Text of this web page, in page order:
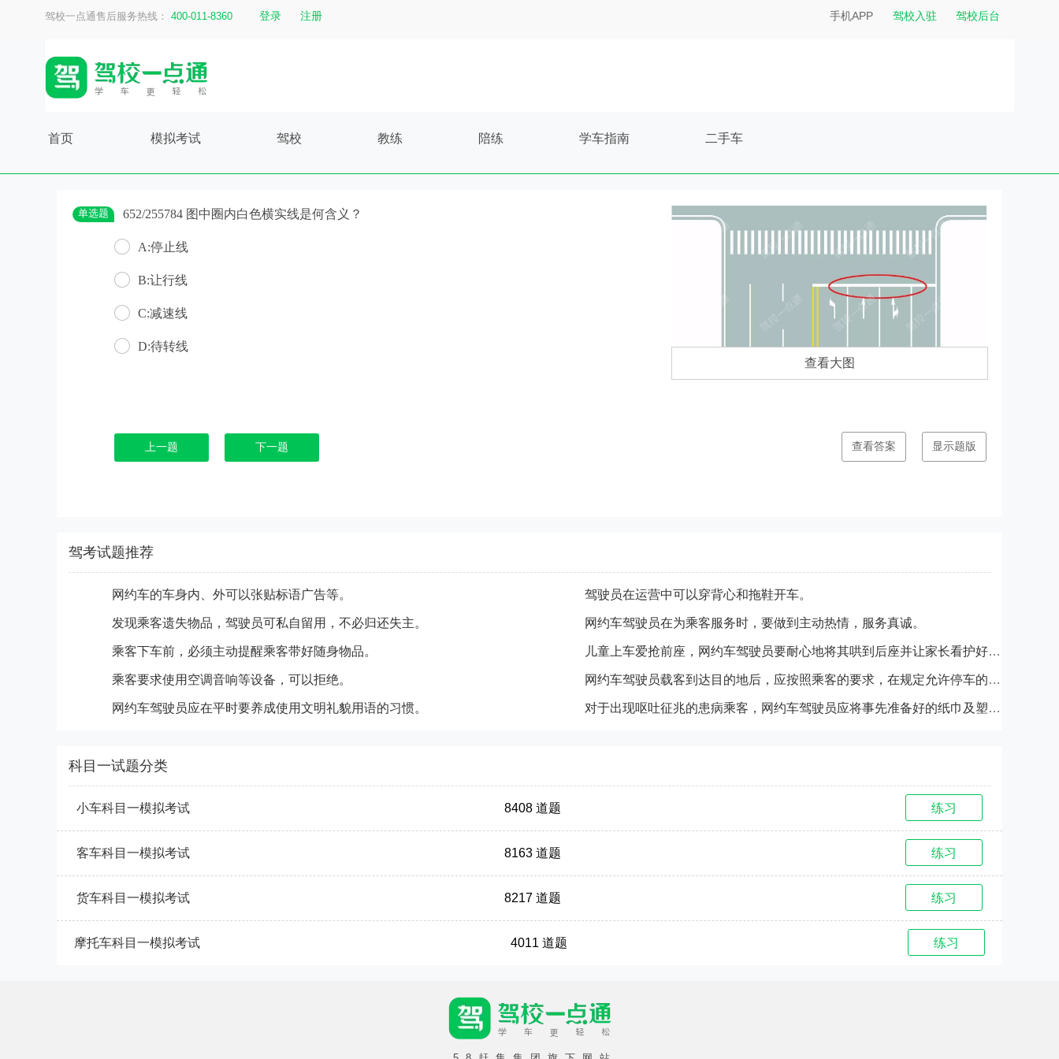
驾校一点通售后服务热线： 400-011-8360 登录 注册 手机APP 驾校入驻 驾校后台
首页 模拟考试 驾校 教练 陪练 学车指南 二手车
单选题 652/255784 图中圈内白色横实线是何含义？
A:停止线
B:让行线
C:减速线
D:待转线
上一题 下一题
查看大图
查看答案 显示题版
驾考试题推荐
网约车的车身内、外可以张贴标语广告等。 驾驶员在运营中可以穿背心和拖鞋开车。
发现乘客遗失物品，驾驶员可私自留用，不必归还失主。 网约车驾驶员在为乘客服务时，要做到主动热情，服务真诚。
乘客下车前，必须主动提醒乘客带好随身物品。 儿童上车爱抢前座，网约车驾驶员要耐心地将其哄到后座并让家长看护好，确保行车安全。
乘客要求使用空调音响等设备，可以拒绝。 网约车驾驶员载客到达目的地后，应按照乘客的要求，在规定允许停车的地段内就近停车。
网约车驾驶员应在平时要养成使用文明礼貌用语的习惯。 对于出现呕吐征兆的患病乘客，网约车驾驶员应将事先准备好的纸巾及塑料袋交到乘客手中，以备不时之需。
科目一试题分类
小车科目一模拟考试 8408 道题 练习
客车科目一模拟考试 8163 道题 练习
货车科目一模拟考试 8217 道题 练习
摩托车科目一模拟考试 4011 道题 练习